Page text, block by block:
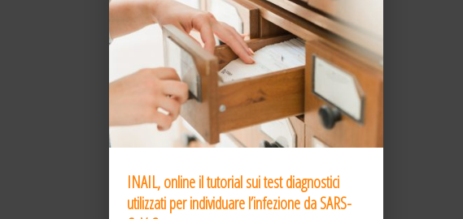
INAIL, online il tutorial sui test diagnostici
utilizzati per individuare l’infezione da SARS-